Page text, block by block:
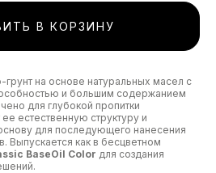
В КОРЗИНУ
на основе натуральных масел с
и большим содержанием
для глубокой пропитки
естественную структуру и
для последующего нанесения
Выпускается как в бесцветном
BaseOil Color для создания